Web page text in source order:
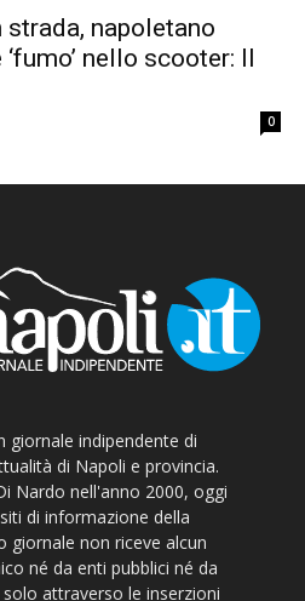
napoletano
‘fumo’ nello scooter: Il
0
giornale indipendente di
di Napoli e provincia.
Nardo nell'anno 2000, oggi
di informazione della
giornale non riceve alcun
né da enti pubblici né da
attraverso le inserzioni